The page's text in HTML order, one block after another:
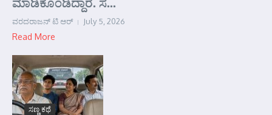
ವರದರಾಜನ್ ಟಿ ಆರ್ July 5, 2026
Read More
ಸಣ್ಣ ಕಥೆ